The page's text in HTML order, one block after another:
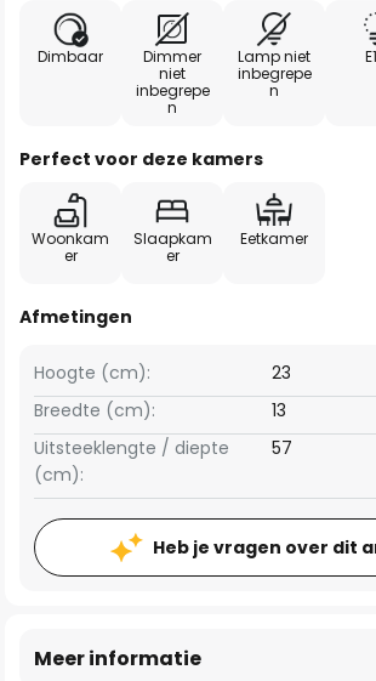
Dimbaar
Dimmer
niet
inbegrepe
n
Lamp niet
inbegrepe
n
Perfect voor deze kamers
Woonkam
er
Slaapkam
er
Eetkamer
Afmetingen
Breedte (cm): 13
Hoogte (cm): 23
Uitsteeklengte / diepte
(cm):
57
Heb je vragen over dit
Meer informatie